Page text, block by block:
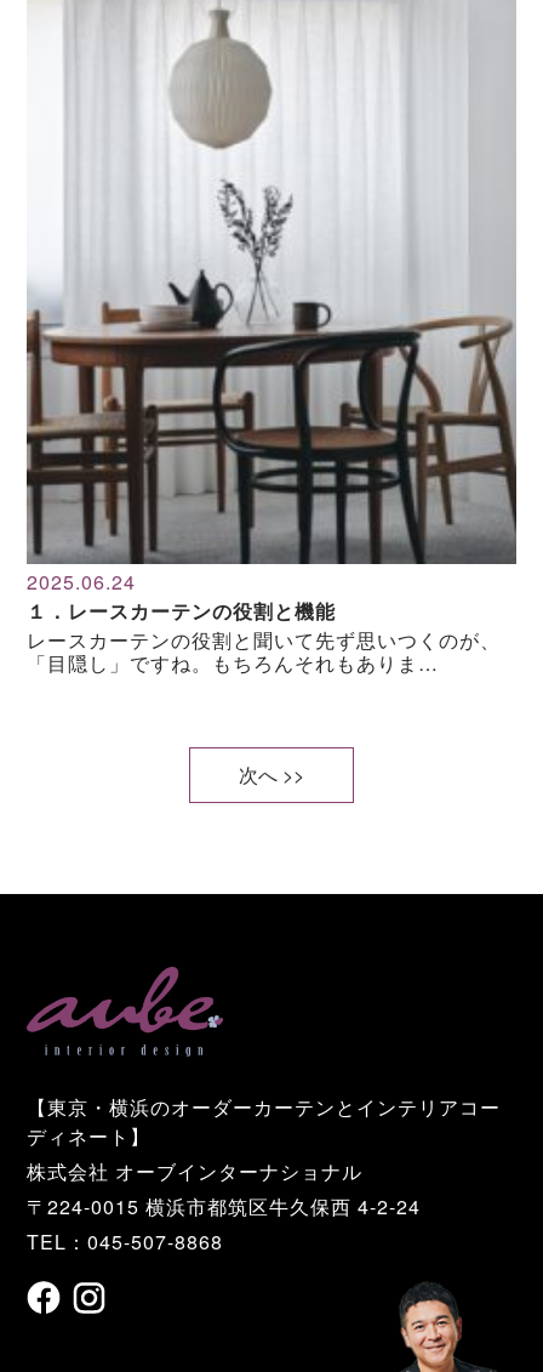
2025.06.24
１．レースカーテンの役割と機能
レースカーテンの役割と聞いて先ず思いつくのが、
「目隠し」ですね。もちろんそれもありま…
次へ >>
【東京・横浜のオーダーカーテンとインテリアコー
ディネート】
株式会社 オーブインターナショナル
〒224-0015 横浜市都筑区牛久保西 4-2-24
TEL：045-507-8868